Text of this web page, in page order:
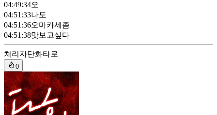
04:49:34오
04:51:33나도
04:51:36오마카세좀
04:51:38맛보고싶다
처리자단화타로
0